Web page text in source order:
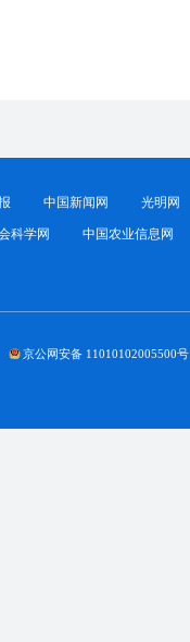
中国新闻网 光明网
科学网 中国农业信息网
京公网安备 11010102005500号